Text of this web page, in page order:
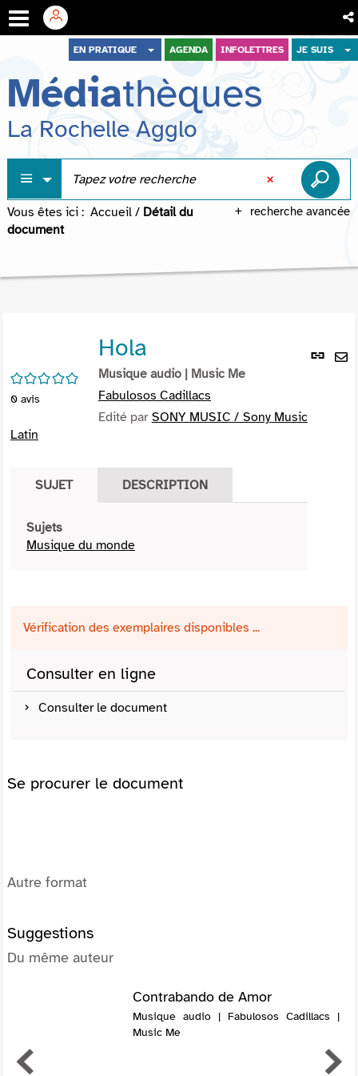
menu
contenu
recherche
EN PRATIQUE AGENDA INFOLETTRES JE SUIS
Médiathèques
La Rochelle Agglo
recherche avancée
Vous êtes ici : Accueil / Détail du
document
Lien
/5
0 avis
Hola
Musique audio | Music Me
Fabulosos Cadillacs
Edité par SONY MUSIC / Sony Music
Latin
SUJET DESCRIPTION
Sujets
Musique du monde
Vérification des exemplaires disponibles ...
Consulter en ligne
Consulter le document
Se procurer le document
Autre format
Suggestions
Du même auteur
Contrabando de Amor
Musique audio | Fabulosos Cadillacs |
Music Me